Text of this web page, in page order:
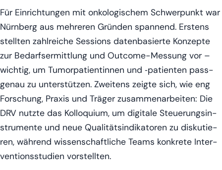
Für Ein­rich­tun­gen mit onko­lo­gi­schem Schwer­punkt war
Nürn­berg aus meh­re­ren Grün­den span­nend. Ers­tens
stell­ten zahl­rei­che Ses­si­ons daten­ba­sier­te Kon­zep­te
zur Bedarfs­er­mitt­lung und Out­co­me-Mes­sung vor –
wich­tig, um Tumor­pa­ti­en­tin­nen und ‑pati­en­ten pass­
ge­nau zu unter­stüt­zen. Zwei­tens zeig­te sich, wie eng
For­schung, Pra­xis und Trä­ger zusam­men­ar­bei­ten: Die
DRV nutz­te das Kol­lo­qui­um, um digi­ta­le Steue­rungs­in­
stru­men­te und neue Qua­li­täts­in­di­ka­to­ren zu dis­ku­tie­
ren, wäh­rend wis­sen­schaft­li­che Teams kon­kre­te Inter­
ven­ti­ons­stu­di­en vorstellten.